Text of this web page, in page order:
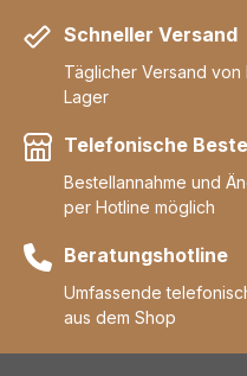
Schneller Versand
Täglicher Versand
Lager
Telefonische
Bestellannahme und
per Hotline möglich
Beratungshotline
Umfassende
aus dem Shop